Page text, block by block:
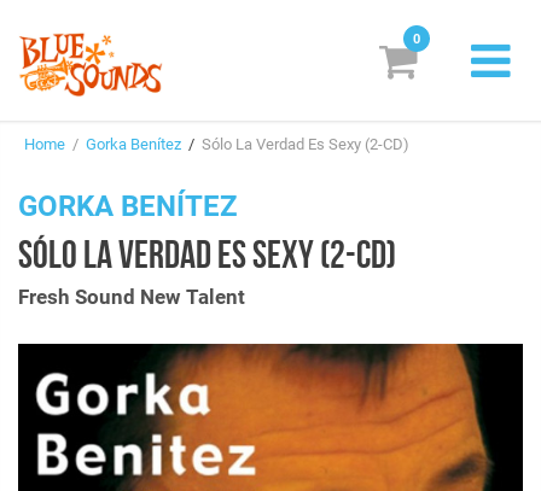
Suggestions
Genres & Styles
Box Sets
Search
0
Home / Gorka Benítez / Sólo La Verdad Es Sexy (2-CD)
GORKA BENÍTEZ
SÓLO LA VERDAD ES SEXY (2-CD)
Fresh Sound New Talent